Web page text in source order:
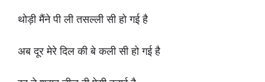
थोड़ी मैंने पी ली तसल्ली सी हो गई है
अब दूर मेरे दिल की बे कली सी हो गई है